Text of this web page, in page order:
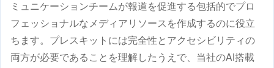
ミュニケーションチームが報道を促進する包括的でプロ
フェッショナルなメディアリソースを作成するのに役立
ちます。プレスキットには完全性とアクセシビリティの
両方が必要であることを理解したうえで、当社のAI搭載